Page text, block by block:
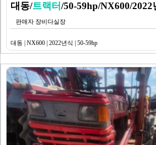
대동/트랙터/50-59hp/NX600/2022
판매자 장비다실장
대동 | NX600 | 2022년식 | 50-59hp